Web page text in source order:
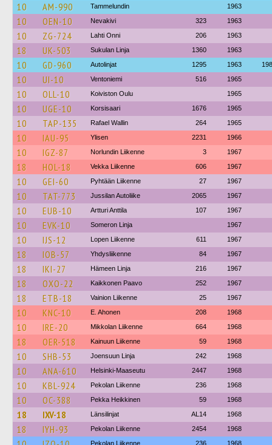
10 AM-990 Tammelundin 1963
10 OEN-10 Nevakivi 323 1963
10 ZG-724 Lahti Onni 206 1963
18 UK-503 Sukulan Linja 1360 1963
10 GD-960 Autolinjat 1295 1963
10 UI-10 Ventoniemi 516 1965
10 OLL-10 Koiviston Oulu 1965
10 UGE-10 Korsisaari 1676 1965
10 TAP-135 Rafael Wallin 264 1965
10 IAU-95 Ylisen 2231 1966
10 IGZ-87 Norlundin Liikenne 3 1967
18 HOL-18 Vekka Liikenne 606 1967
10 GEI-60 Pyhtään Liikenne 27 1967
10 TAT-773 Jussilan Autoliike 2065 1967
10 EUB-10 Artturi Anttila 107 1967
10 EVK-10 Someron Linja 1967
10 IJS-12 Lopen Liikenne 611 1967
18 IOB-57 Yhdysliikenne 84 1967
18 IKI-27 Hämeen Linja 216 1967
18 OXO-22 Kaikkonen Paavo 252 1967
18 ETB-18 Vainion Liikenne 25 1967
10 KNC-10 E. Ahonen 208 1968
10 IRE-20 Mikkolan Liikenne 664 1968
18 OER-518 Kainuun Liikenne 59 1968
10 SHB-53 Joensuun Linja 242 1968
10 ANA-610 Helsinki-Maaseutu 2447 1968
10 KBL-924 Pekolan Liikenne 236 1968
10 OC-388 Pekka Heikkinen 59 1968
18 IXV-18 Länsilinjat AL14 1968
18 IYH-93 Pekolan Liikenne 2454 1968
Pekolan Liikenne 236 1968